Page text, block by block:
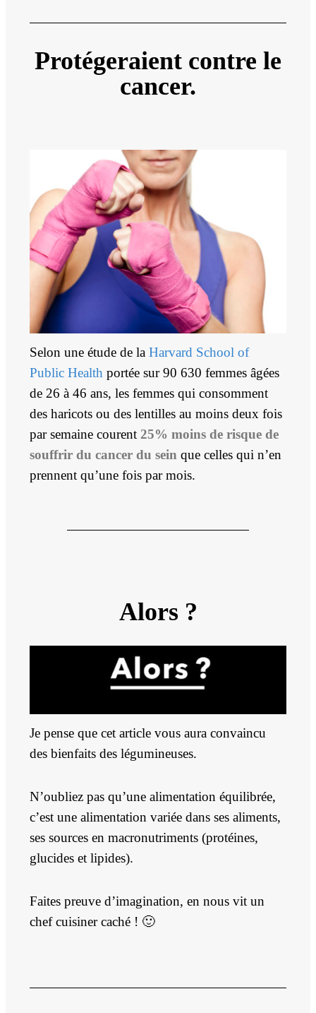
Protégeraient contre le
cancer.
Selon une étude de la Harvard School of
Public Health portée sur 90 630 femmes âgées
de 26 à 46 ans, les femmes qui consomment
des haricots ou des lentilles au moins deux fois
par semaine courent 25% moins de risque de
souffrir du cancer du sein que celles qui n’en
prennent qu’une fois par mois.
Alors ?
Je pense que cet article vous aura convaincu
des bienfaits des légumineuses.
N’oubliez pas qu’une alimentation équilibrée,
c’est une alimentation variée dans ses aliments,
ses sources en macronutriments (protéines,
glucides et lipides).
Faites preuve d’imagination, en nous vit un
chef cuisiner caché ! 🙂